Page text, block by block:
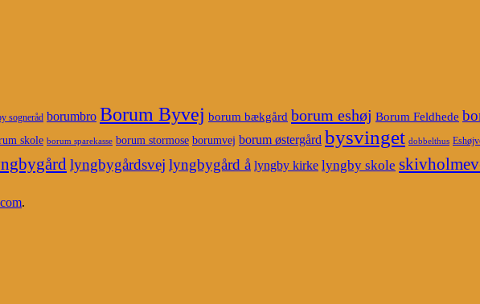
sogneråd borumbro Borum Byvej borum bækgård borum eshøj Borum Feldhede
skole borum sparekasse borum stormose borumvej borum østergård bysvinget dobbelthus
lyngbygårdsvej lyngbygård å lyngby kirke lyngby skole
.